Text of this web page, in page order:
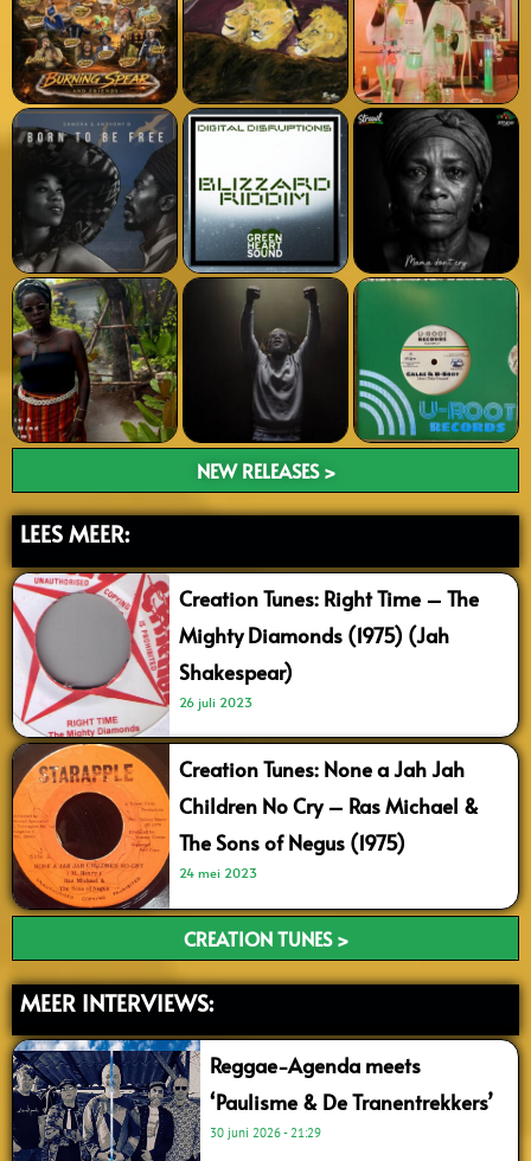
NEW RELEASES >
LEES MEER:
Creation Tunes: Right Time – The
Mighty Diamonds (1975) (Jah
Shakespear)
26 juli 2023
Creation Tunes: None a Jah Jah
Children No Cry – Ras Michael &
The Sons of Negus (1975)
24 mei 2023
CREATION TUNES >
MEER INTERVIEWS:
Reggae-Agenda meets
‘Paulisme & De Tranentrekkers’
30 juni 2026 21:29